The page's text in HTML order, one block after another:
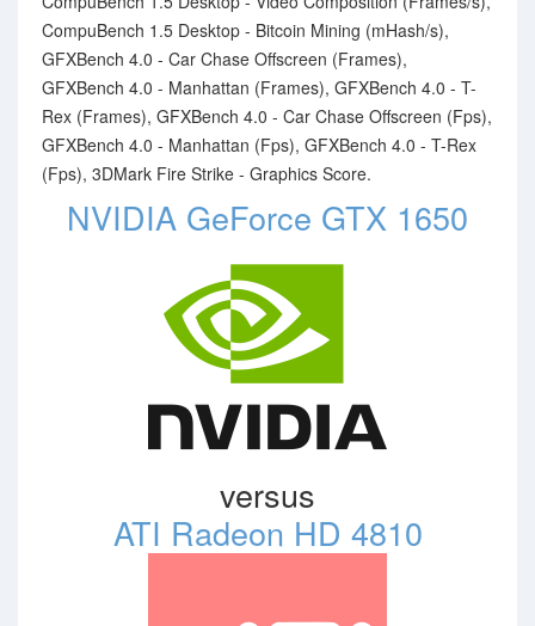
CompuBench 1.5 Desktop - Bitcoin Mining (mHash/s),
GFXBench 4.0 - Car Chase Offscreen (Frames),
GFXBench 4.0 - Manhattan (Frames), GFXBench 4.0 - T-
Rex (Frames), GFXBench 4.0 - Car Chase Offscreen (Fps),
GFXBench 4.0 - Manhattan (Fps), GFXBench 4.0 - T-Rex
(Fps), 3DMark Fire Strike - Graphics Score.
NVIDIA GeForce GTX 1650
versus
ATI Radeon HD 4810